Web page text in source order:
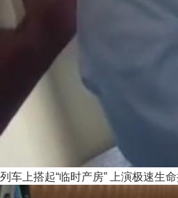
列车上搭起“临时产房” 上演极速生